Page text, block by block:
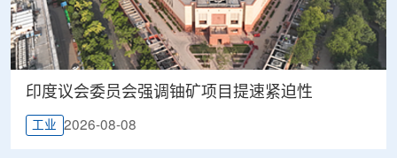
印度议会委员会强调铀矿项目提速紧迫性
工业 2026-08-08